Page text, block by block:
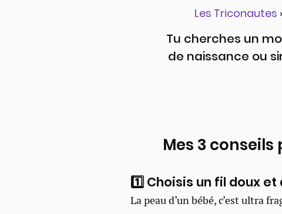
Les Triconautes
Tu cherches un
de naissance ou
Mes 3
1️⃣ Choisis un fil doux
La peau d’un bébé, c’est ultra